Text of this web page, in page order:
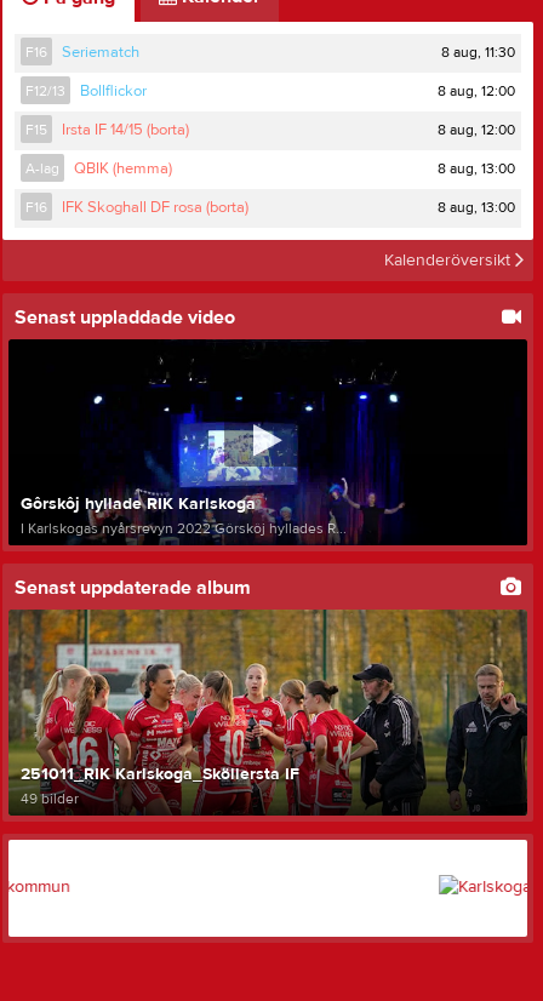
F16 Seriematch 8 aug, 11:30
F12/13 Bollflickor 8 aug, 12:00
F15 Irsta IF 14/15 (borta) 8 aug, 12:00
A-lag QBIK (hemma) 8 aug, 13:00
F16 IFK Skoghall DF rosa (borta) 8 aug, 13:00
Kalenderöversikt
Senast uppladdade video
Gôrskôj hyllade RIK Karlskoga
I Karlskogas nyårsrevyn 2022 Gôrskôj hyllades R...
Senast uppdaterade album
251011_RIK Karlskoga_Sköllersta IF
49 bilder